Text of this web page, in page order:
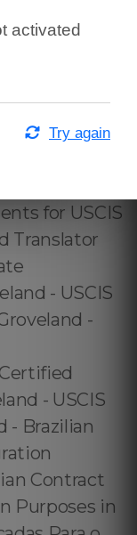
activated
Try again